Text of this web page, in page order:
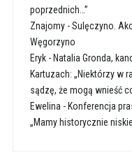
poprzednich…”
Znajomy-Sulęczyno.
Węgorzyno
Eryk-Natalia Gronda,
Kartuzach: „Niektórzy w
sądzę, że mogą wnieść
Ewelina -Konferencja
„Mamy historycznie